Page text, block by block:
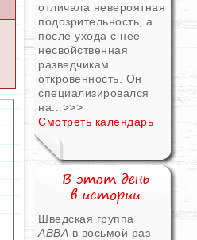
отличала невероятная
подозрительность, а
после ухода с нее
несвойственная
разведчикам
откровенность. Он
специализировался
на... >>>
Смотреть календарь
Шведская группа
ABBA в восьмой раз